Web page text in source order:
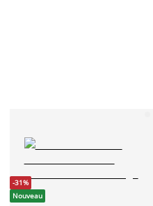
-31%
Nouveau